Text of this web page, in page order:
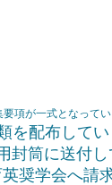
が一式となってい
配布してい
筒に送付
奨学会へ請